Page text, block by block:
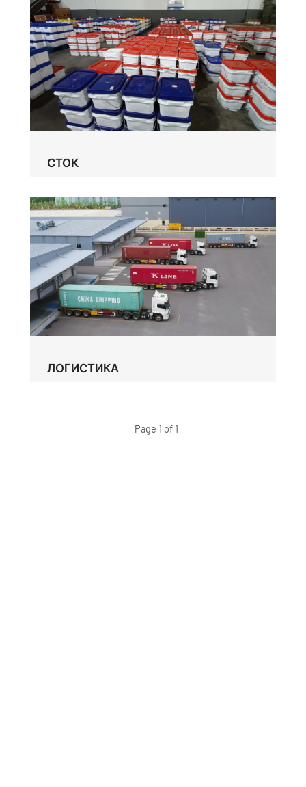
СТОК
ЛОГИСТИКА
Page 1 of 1